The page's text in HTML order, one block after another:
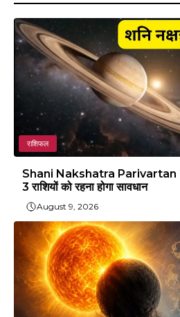
राशिफल
Shani Nakshatra Parivartan
3 राशियों को रहना होगा सावधान
August 9, 2026